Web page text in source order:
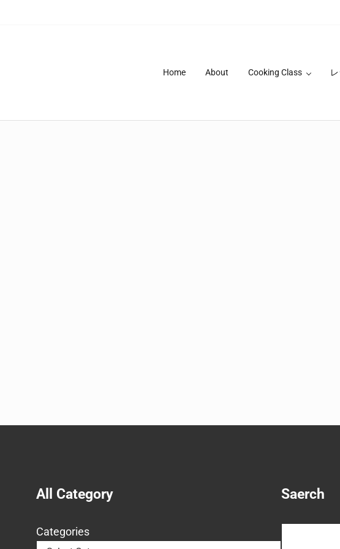
Home About Cooking Class
All Category
Categories
Saerch